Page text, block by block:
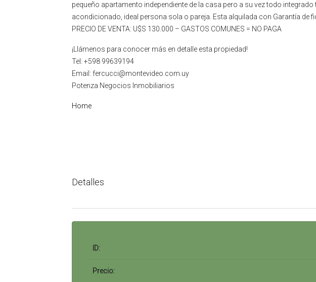
pequeño apartamento independiente de la casa pero a su vez todo
acondicionado, ideal persona sola o pareja. Esta alquilada con Garantía de
PRECIO DE VENTA: U$S 130.000 – GASTOS COMUNES = NO PAGA
¡Llámenos para conocer más en detalle esta propiedad!
Tel: +598 99639194
Email: fercucci@montevideo.com.uy
Potenza Negocios Inmobiliarios
Home
Detalles
ID:
Precio: